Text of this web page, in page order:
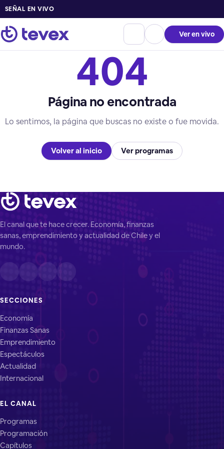
SEÑAL EN VIVO
Ver en vivo
404
Página no encontrada
Lo sentimos, la página que buscas no existe o fue movida.
Volver al inicio Ver programas
El canal que te hace crecer. Economía, finanzas
sanas, emprendimiento y actualidad de Chile y el
mundo.
SECCIONES
Economía
Finanzas Sanas
Emprendimiento
Espectáculos
Actualidad
Internacional
EL CANAL
Programas
Programación
Capítulos